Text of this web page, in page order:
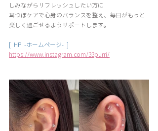
しみながらリフレッシュしたい方に
耳つぼケアで心身のバランスを整え、毎日がもっと
楽しく過ごせるようサポートします。
[  HP  -ホームページ-  ]
https://www.instagram.com/33purri/